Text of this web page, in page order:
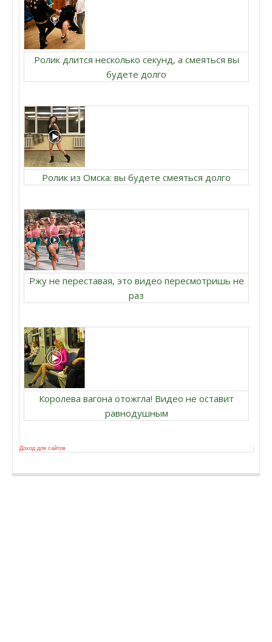
Ролик длится несколько секунд, а смеяться вы
будете долго
Ролик из Омска: вы будете смеяться долго
Ржу не переставая, это видео пересмотришь не
раз
Королева вагона отожгла! Видео не оставит
равнодушным
Доход для сайтов